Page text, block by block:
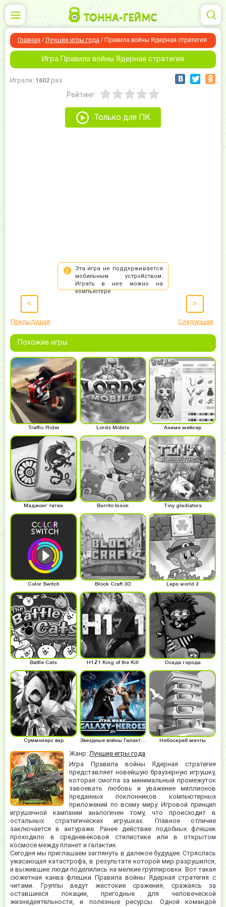
Главная / Лучшие игры года / Правила войны Ядерная стратегия
Игра Правила войны Ядерная стратегия
Играли: 1602 раз
Рейтинг:
Только для ПК
<
Предыдущая
>
Следующая
Жанр:Лучшие игры года
Игра Правила войны Ядерная стратегия
представляет новейшую браузерную игрушку,
которая смогла за минимальный промежуток
завоевать любовь и уважение миллионов
преданных поклонников компьютерных
приложений по всему миру. Игровой принцип
игрушечной кампании аналогичен тому, что происходит в
остальных стратегических игрушках. Главное отличие
заключается в антураже. Ранее действие подобных флешек
проходило в средневековой стилистике или в открытом
космосе между планет и галактик.
Сегодня мы приглашаем заглянуть в далекое будущее. Стряслась
ужасающая катастрофа, в результате которой мир разрушился,
и выжившие люди поделились на мелкие группировки. Вот такая
сюжетная канва флешки Правила войны Ядерная стратегия с
читами. Группы ведут жестокие сражения, сражаясь за
оставшиеся локации, пригодные для человеческой
жизнедеятельности, и полезные ресурсы. Одной командой
Похожие игры
Traffic Rider Lords Mobile Аниме мейкер
Маджонг титан Burrito bison Tiny gladiators
Color Switch Block Craft 3D Leps world 3
Battle Cats H1Z1 King of the Kill Осада города
Суммонерс вар Звездные войны Галактика героев Небоскреб мечты